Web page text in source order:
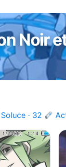
Noir
· 32